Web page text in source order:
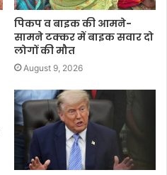
पिकप व बाइक की आमने-
सामने टक्कर में बाइक सवार दो
लोगों की मौत
August 9, 2026